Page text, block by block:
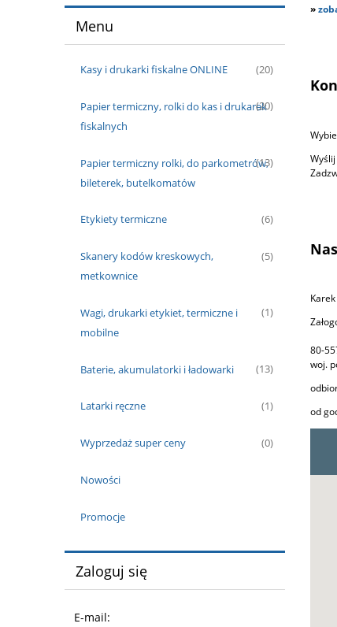
Menu
Kasy i drukarki fiskalne ONLINE (20)
Papier termiczny, rolki do kas i drukarek
fiskalnych
(20)
Papier termiczny rolki, do parkometrów,
bileterek, butelkomatów
(13)
Etykiety termiczne (6)
Skanery kodów kreskowych,
metkownice
(5)
Wagi, drukarki etykiet, termiczne i
mobilne
(1)
Baterie, akumulatorki i ładowarki (13)
Latarki ręczne (1)
Wyprzedaż super ceny (0)
Nowości
Promocje
Zaloguj się
E-mail:
»
80-
woj.
od